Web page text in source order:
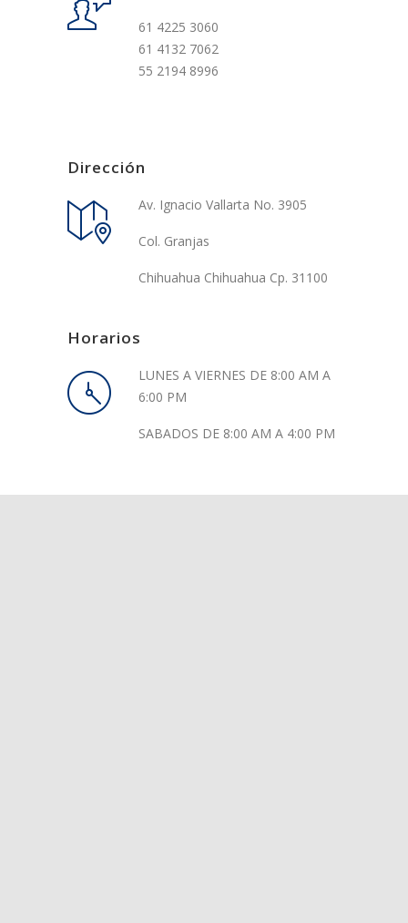
61 4225 3060
61 4132 7062
55 2194 8996
Dirección
Av. Ignacio Vallarta No. 3905
Col. Granjas
Chihuahua Chihuahua Cp. 31100
Horarios
LUNES A VIERNES DE 8:00 AM A
6:00 PM
SABADOS DE 8:00 AM A 4:00 PM